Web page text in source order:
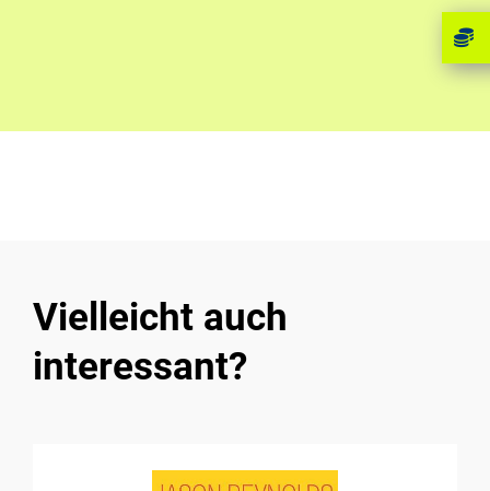
Vielleicht auch
interessant?